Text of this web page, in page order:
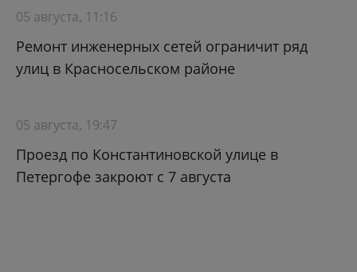
05 августа, 11:16
Ремонт инженерных сетей ограничит ряд
улиц в Красносельском районе
05 августа, 19:47
Проезд по Константиновской улице в
Петергофе закроют с 7 августа